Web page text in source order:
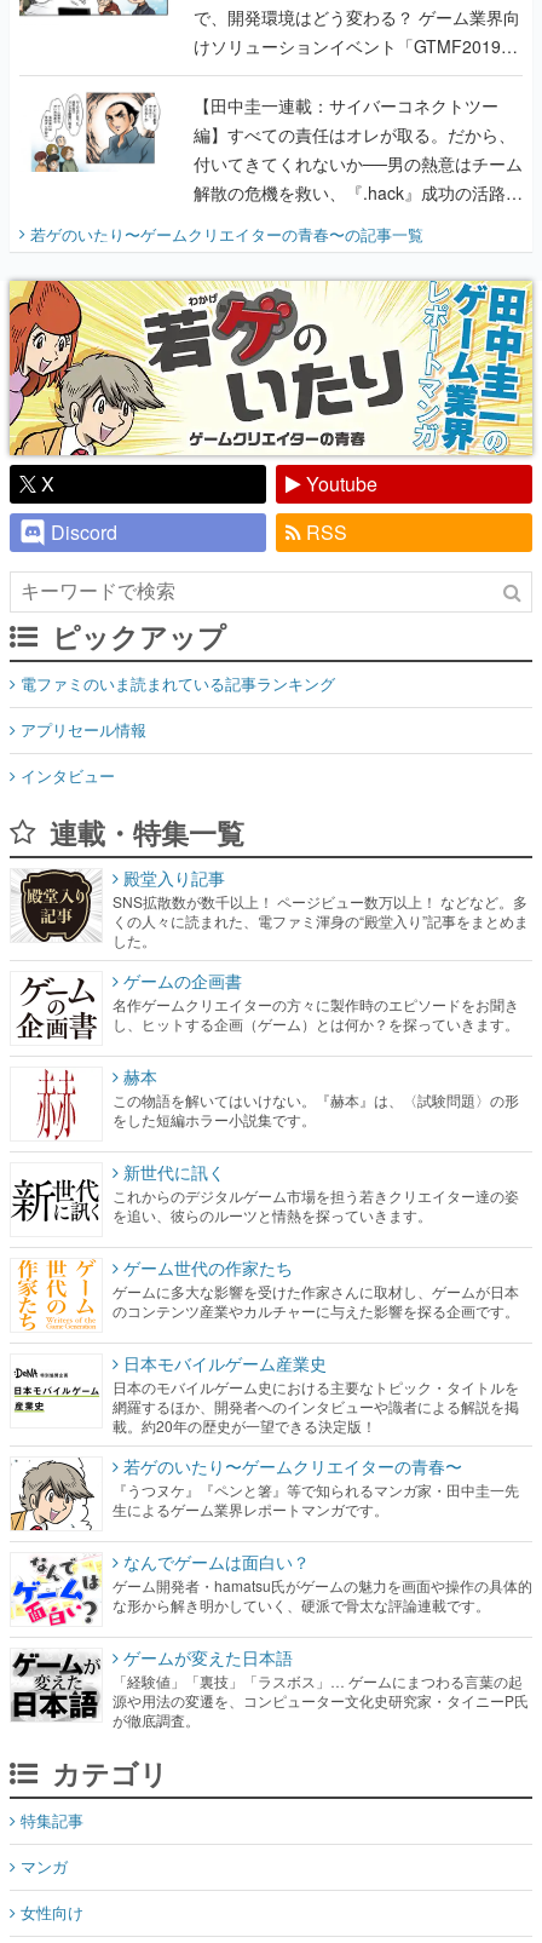
で、開発環境はどう変わる？ ゲーム業界向
けソリューションイベント「GTMF2019」
に行って、より理解を深めよう【PR】
【田中圭一連載：サイバーコネクトツー
編】すべての責任はオレが取る。だから、
付いてきてくれないか──男の熱意はチーム
解散の危機を救い、『.hack』成功の活路を
『少年ジャンプ』色だった【若ゲのいた
り】
若ゲのいたり〜ゲームクリエイターの青春〜の記事一覧
X
Youtube
Discord
RSS
ピックアップ
電ファミのいま読まれている記事ランキング
アプリセール情報
インタビュー
連載・特集一覧
殿堂入り記事
SNS拡散数が数千以上！ ページビュー数万以上！ などなど。多
くの人々に読まれた、電ファミ渾身の“殿堂入り”記事をまとめま
した。
ゲームの企画書
名作ゲームクリエイターの方々に製作時のエピソードをお聞き
し、ヒットする企画（ゲーム）とは何か？を探っていきます。
赫本
この物語を解いてはいけない。『赫本』は、〈試験問題〉の形
をした短編ホラー小説集です。
新世代に訊く
これからのデジタルゲーム市場を担う若きクリエイター達の姿
を追い、彼らのルーツと情熱を探っていきます。
ゲーム世代の作家たち
ゲームに多大な影響を受けた作家さんに取材し、ゲームが日本
のコンテンツ産業やカルチャーに与えた影響を探る企画です。
日本モバイルゲーム産業史
日本のモバイルゲーム史における主要なトピック・タイトルを
網羅するほか、開発者へのインタビューや識者による解説を掲
載。約20年の歴史が一望できる決定版！
若ゲのいたり〜ゲームクリエイターの青春〜
『うつヌケ』『ペンと箸』等で知られるマンガ家・田中圭一先
生によるゲーム業界レポートマンガです。
なんでゲームは面白い？
ゲーム開発者・hamatsu氏がゲームの魅力を画面や操作の具体的
な形から解き明かしていく、硬派で骨太な評論連載です。
ゲームが変えた日本語
「経験値」「裏技」「ラスボス」… ゲームにまつわる言葉の起
源や用法の変遷を、コンピューター文化史研究家・タイニーP氏
が徹底調査。
カテゴリ
特集記事
マンガ
女性向け